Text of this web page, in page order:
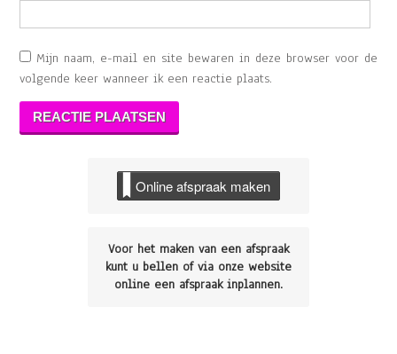
Mijn naam, e-mail en site bewaren in deze browser voor de
volgende keer wanneer ik een reactie plaats.
Online afspraak maken
Voor het maken van een afspraak
kunt u bellen of via onze website
online een afspraak inplannen.